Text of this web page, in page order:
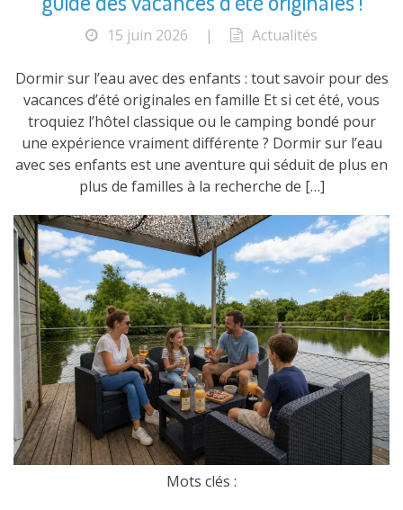
15 juin 2026 | Actualités
Dormir sur l’eau avec des enfants : tout savoir pour des
vacances d’été originales en famille Et si cet été, vous
troquiez l’hôtel classique ou le camping bondé pour
une expérience vraiment différente ? Dormir sur l’eau
avec ses enfants est une aventure qui séduit de plus en
plus de familles à la recherche de […]
Mots clés :